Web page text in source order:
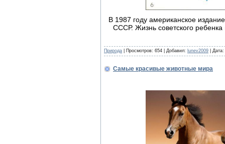
В 1987 году американское
СССР. Жизнь советского
Природа | Просмотров: 654 | Добавил: lunev2009 | Дата:
Самые красивые животные мира